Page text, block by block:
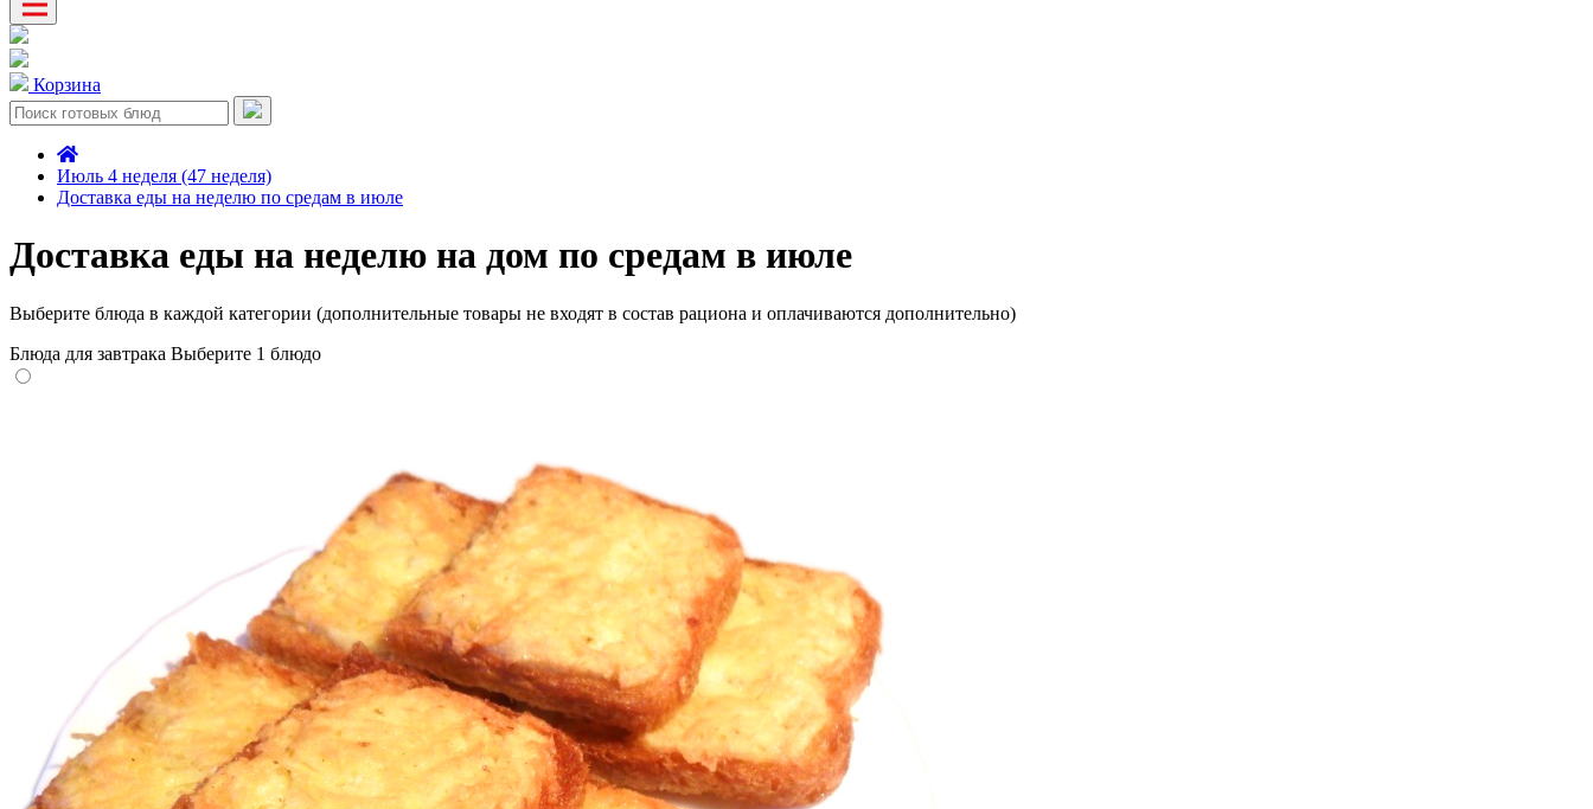
Корзина
Июль 4 неделя (47 неделя)
Доставка еды на неделю по средам в июле
Доставка еды на неделю на дом по средам в июле
Выберите блюда в каждой категории (дополнительные товары не входят в состав рациона и оплачиваются дополнительно)
Блюда для завтрака Выберите 1 блюдо